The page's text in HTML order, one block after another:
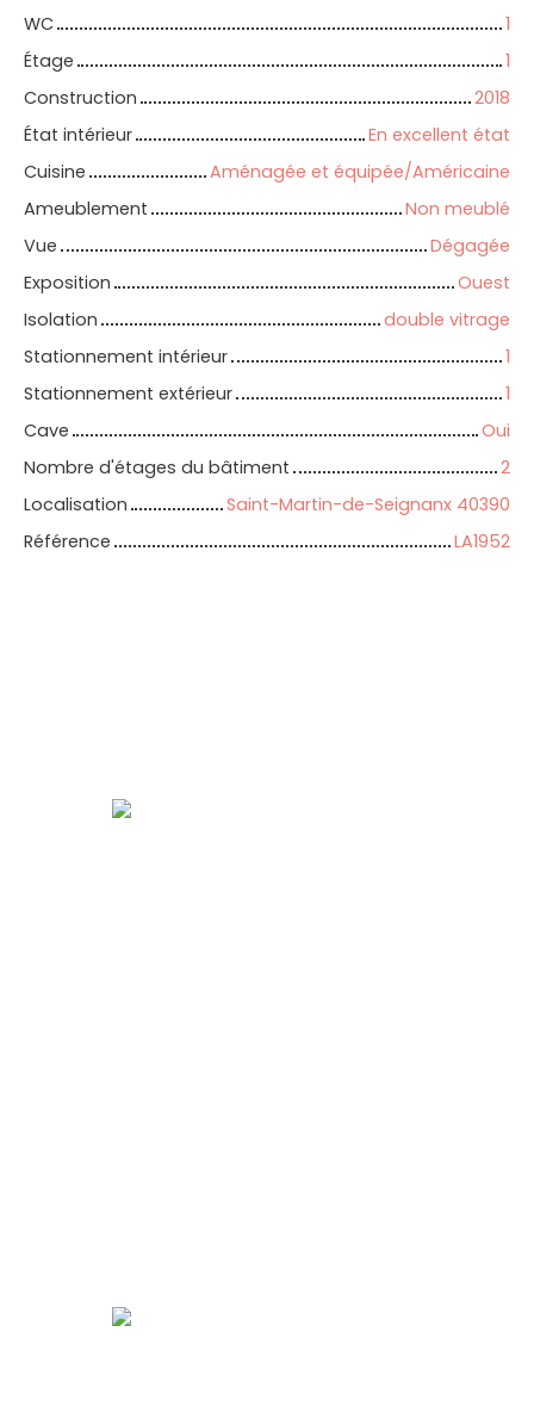
WC
1
Étage
1
Construction
2018
État intérieur
En excellent état
Cuisine
Aménagée et équipée/Américaine
Ameublement
Non meublé
Vue
Dégagée
Exposition
Ouest
Isolation
double vitrage
Stationnement intérieur
1
Stationnement extérieur
1
Cave
Oui
Nombre d'étages du bâtiment
2
Localisation
Saint-Martin-de-Seignanx 40390
Référence
LA1952